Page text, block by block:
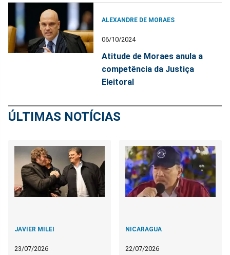
ALEXANDRE DE MORAES
06/10/2024
Atitude de Moraes anula a
competência da Justiça
Eleitoral
ÚLTIMAS NOTÍCIAS
JAVIER MILEI
23/07/2026
NICARAGUA
22/07/2026